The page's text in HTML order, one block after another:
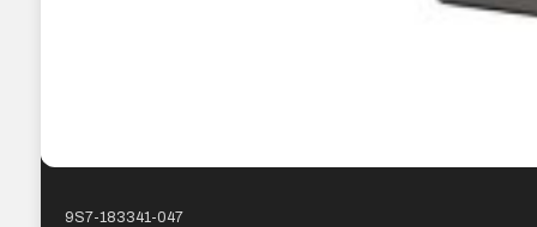
9S7-183341-047